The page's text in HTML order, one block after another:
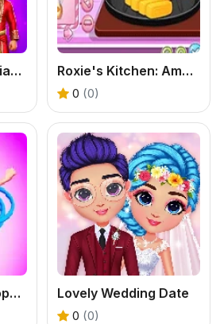
Asoka Makeup Indian Bride Roxie's Kitchen: American Breakfast
0 (0)
Abandon Hula Hoops Rush Lovely Wedding Date
0 (0)